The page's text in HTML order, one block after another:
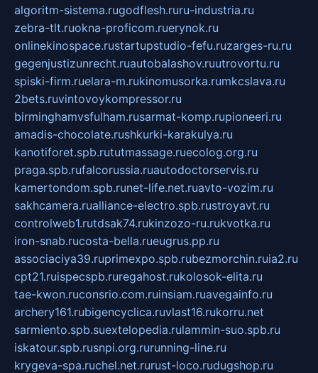
algoritm-sistema.rugodflesh.ruru-industria.ru
zebra-tlt.ruokna-proficom.ruerynok.ru
onlinekinospace.rustartupstudio-fefu.ruzarges-ru.ru
gegenjustizunrecht.ruautobalashov.ruutrovortu.ru
spiski-firm.ruelara-m.rukinomusorka.rumkcslava.ru
2bets.ruvintovoykompressor.ru
birminghamvsfulham.rusarmat-komp.rupioneeri.ru
amadis-chocolate.rushkurki-karakulya.ru
kanotiforet.spb.rututmassage.ruecolog.org.ru
praga.spb.rufalcorussia.ruautodoctorservis.ru
kamertondom.spb.runet-life.net.ruavto-vozim.ru
sakhcamera.rualliance-electro.spb.rustroyavt.ru
controlweb1.rutdsak74.rukinzozo-ru.rukvotka.ru
iron-snab.rucosta-bella.rueugrus.pp.ru
associaciya39.ruprimexpo.spb.rubezmorchin.ruia2.ru
cpt21.ruispecspb.ruregahost.rukolosok-elita.ru
tae-kwon.ruconsrio.com.ruinsiam.ruavegainfo.ru
archery161.rubigencyclica.ruvlast16.rukorru.net
sarmiento.spb.suextelopedia.rulammin-suo.spb.ru
iskatour.spb.rusnpi.org.rurunning-line.ru
krygeva-spa.ruchel.net.rurust-loco.rudugshop.ru